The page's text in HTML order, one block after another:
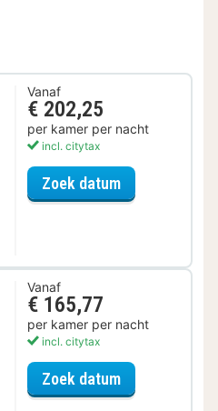
Vanaf
€ 202,25
per kamer per nacht
incl. citytax
Zoek datumvoor Diner
Vanaf
€ 165,77
per kamer per nacht
incl. citytax
Zoek datumvoor Relax